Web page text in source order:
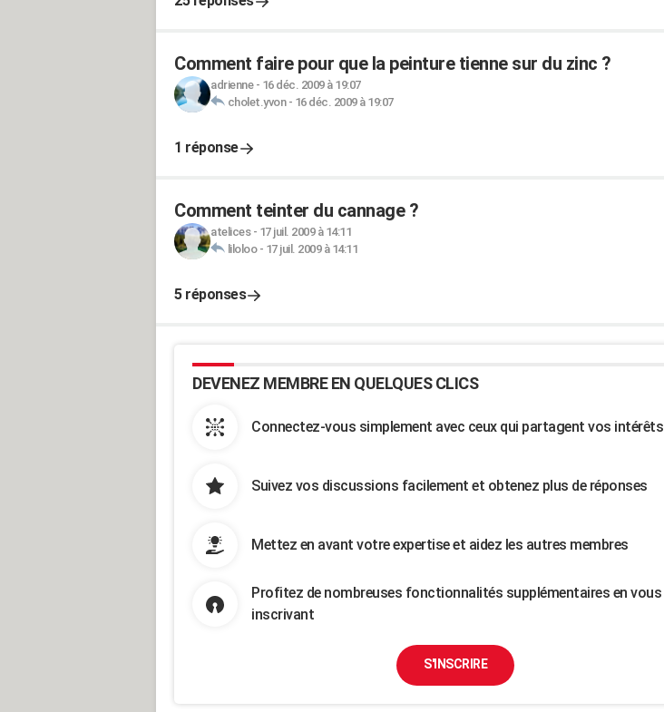
Comment faire pour que la peinture tienne sur du zinc ?
adrienne- 16 déc. 2009 à 19:07
cholet.yvon- 16 déc. 2009 à 19:07
1 réponse
Comment teinter du cannage ?
atelices- 17 juil. 2009 à 14:11
liloloo- 17 juil. 2009 à 14:11
5 réponses
DEVENEZ MEMBRE EN QUELQUES CLICS
Connectez-vous simplement avec ceux qui partagent vos intérêts
Suivez vos discussions facilement et obtenez plus de réponses
Mettez en avant votre expertise et aidez les autres membres
Profitez de nombreuses fonctionnalités supplémentaires en vous
inscrivant
S'INSCRIRE